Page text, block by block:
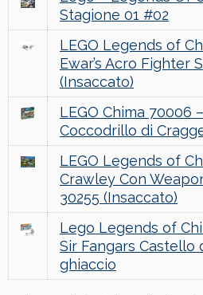
Stagione 01 #02
LEGO Legends of
Ewar’s Acro Fighter
(Insaccato)
LEGO Chima 70006
Coccodrillo di
LEGO Legends of
Crawley Con
30255 (Insaccato)
Lego Legends of
Sir Fangars Castello
ghiaccio